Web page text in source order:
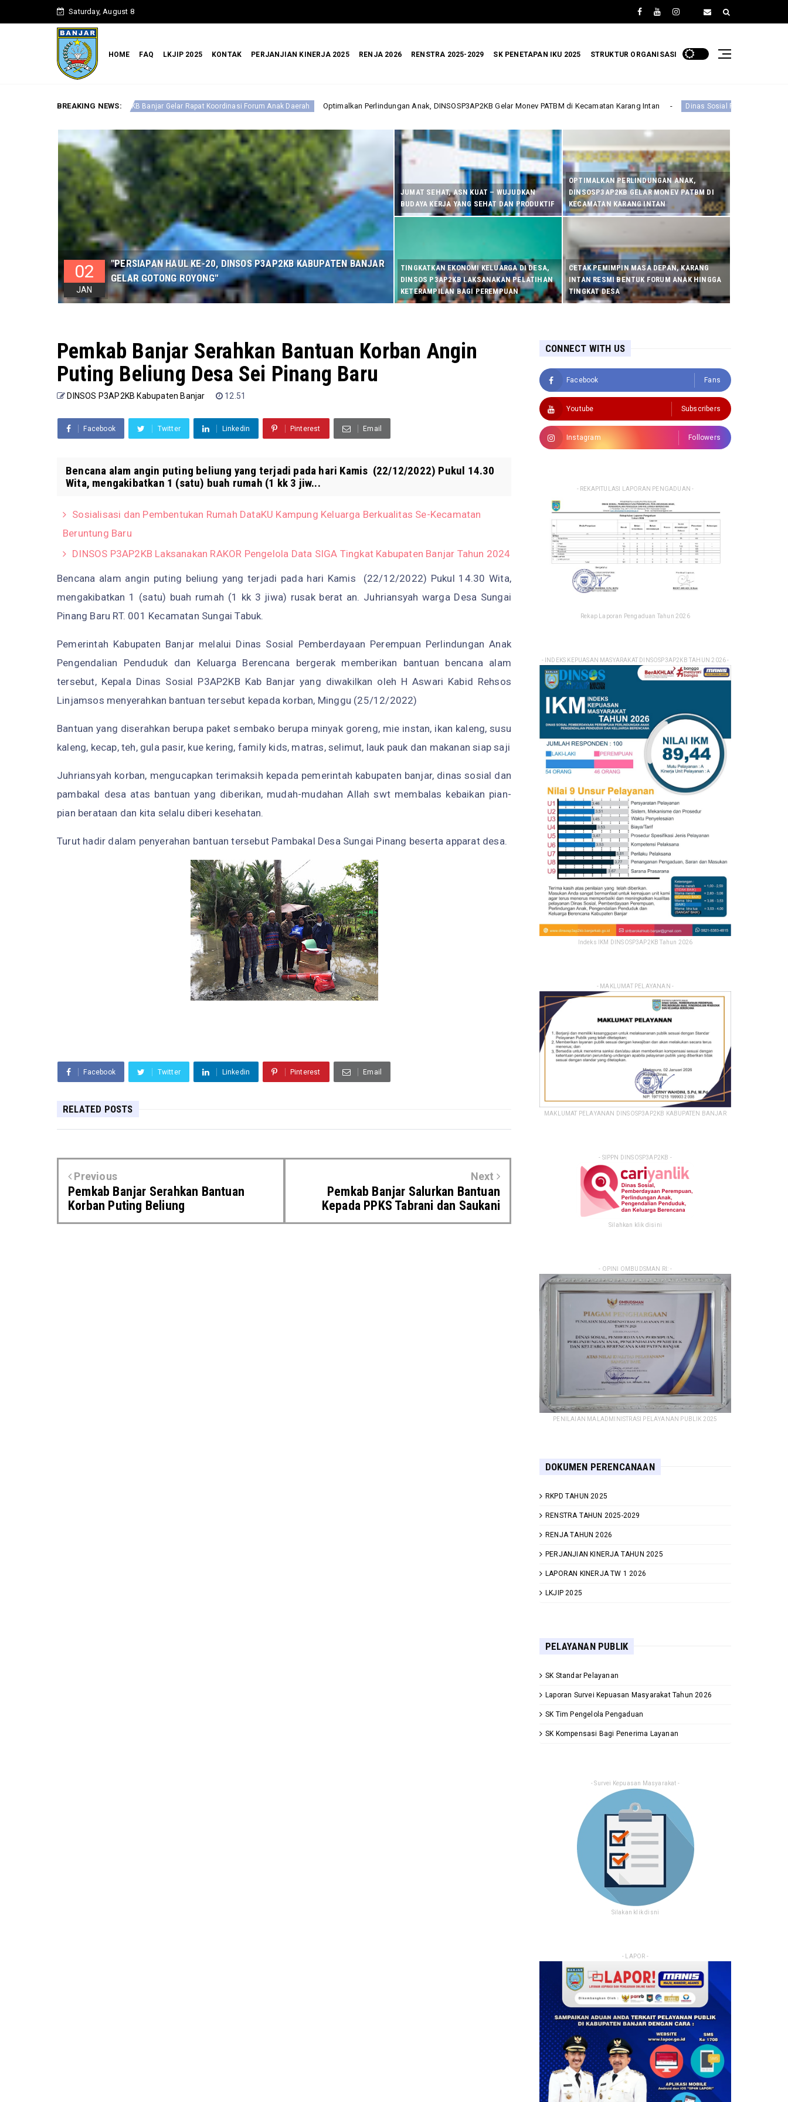
Saturday, August 8
HOME FAQ LKJIP 2025 KONTAK PERJANJIAN KINERJA 2025 RENJA 2026 RENSTRA 2025-2029 SK PENETAPAN IKU 2025 STRUKTUR ORGANISASI
BREAKING NEWS:
P3AP2KB Banjar Gelar Rapat Koordinasi Forum Anak Daerah Optimalkan Perlindungan Anak, DINSOSP3AP2KB Gelar Monev PATBM di Kecamatan Karang Intan Dinas Sosial P3AP2KB Banjar Gelar Rapat Koordinasi Forum
"PERSIAPAN HAUL KE-20, DINSOS P3AP2KB KABUPATEN BANJAR
GELAR GOTONG ROYONG"
02
JAN
JUMAT SEHAT, ASN KUAT – WUJUDKAN
BUDAYA KERJA YANG SEHAT DAN PRODUKTIF
OPTIMALKAN PERLINDUNGAN ANAK,
DINSOSP3AP2KB GELAR MONEV PATBM DI
KECAMATAN KARANG INTAN
TINGKATKAN EKONOMI KELUARGA DI DESA,
DINSOS P3AP2KB LAKSANAKAN PELATIHAN
KETERAMPILAN BAGI PEREMPUAN
CETAK PEMIMPIN MASA DEPAN, KARANG
INTAN RESMI BENTUK FORUM ANAK HINGGA
TINGKAT DESA
Pemkab Banjar Serahkan Bantuan Korban Angin
Puting Beliung Desa Sei Pinang Baru
DINSOS P3AP2KB Kabupaten Banjar 12.51
Facebook Twitter Linkedin Pinterest Email
Bencana alam angin puting beliung yang terjadi pada hari Kamis (22/12/2022) Pukul 14.30
Wita, mengakibatkan 1 (satu) buah rumah (1 kk 3 jiw...
Sosialisasi dan Pembentukan Rumah DataKU Kampung Keluarga Berkualitas Se-Kecamatan
Beruntung Baru
DINSOS P3AP2KB Laksanakan RAKOR Pengelola Data SIGA Tingkat Kabupaten Banjar Tahun 2024
Bencana alam angin puting beliung yang terjadi pada hari Kamis (22/12/2022) Pukul 14.30 Wita,
mengakibatkan 1 (satu) buah rumah (1 kk 3 jiwa) rusak berat an. Juhriansyah warga Desa Sungai
Pinang Baru RT. 001 Kecamatan Sungai Tabuk.
Pemerintah Kabupaten Banjar melalui Dinas Sosial Pemberdayaan Perempuan Perlindungan Anak
Pengendalian Penduduk dan Keluarga Berencana bergerak memberikan bantuan bencana alam
tersebut, Kepala Dinas Sosial P3AP2KB Kab Banjar yang diwakilkan oleh H Aswari Kabid Rehsos
Linjamsos menyerahkan bantuan tersebut kepada korban, Minggu (25/12/2022)
Bantuan yang diserahkan berupa paket sembako berupa minyak goreng, mie instan, ikan kaleng, susu
kaleng, kecap, teh, gula pasir, kue kering, family kids, matras, selimut, lauk pauk dan makanan siap saji
Juhriansyah korban, mengucapkan terimaksih kepada pemerintah kabupaten banjar, dinas sosial dan
pambakal desa atas bantuan yang diberikan, mudah-mudahan Allah swt membalas kebaikan pian-
pian berataan dan kita selalu diberi kesehatan.
Turut hadir dalam penyerahan bantuan tersebut Pambakal Desa Sungai Pinang beserta apparat desa.
Facebook Twitter Linkedin Pinterest Email
RELATED POSTS
Previous
Pemkab Banjar Serahkan Bantuan
Korban Puting Beliung
Next
Pemkab Banjar Salurkan Bantuan
Kepada PPKS Tabrani dan Saukani
CONNECT WITH US
Facebook Fans
Youtube Subscribers
Instagram Followers
- REKAPITULASI LAPORAN PENGADUAN -
Rekap Laporan Pengaduan Tahun 2026
- INDEKS KEPUASAN MASYARAKAT DINSOSP3AP2KB TAHUN 2026 -
Indeks IKM DINSOSP3AP2KB Tahun 2026
- MAKLUMAT PELAYANAN -
MAKLUMAT PELAYANAN DINSOSP3AP2KB KABUPATEN BANJAR
- SIPPN DINSOSP3AP2KB -
Silahkan klik disini
- OPINI OMBUDSMAN RI: -
PENILAIAN MALADMINISTRASI PELAYANAN PUBLIK 2025
DOKUMEN PERENCANAAN
RKPD TAHUN 2025
RENSTRA TAHUN 2025-2029
RENJA TAHUN 2026
PERJANJIAN KINERJA TAHUN 2025
LAPORAN KINERJA TW 1 2026
LKJIP 2025
PELAYANAN PUBLIK
SK Standar Pelayanan
Laporan Survei Kepuasan Masyarakat Tahun 2026
SK Tim Pengelola Pengaduan
SK Kompensasi Bagi Penerima Layanan
- Survei Kepuasan Masyarakat -
Silakan klik disni
- LAPOR -